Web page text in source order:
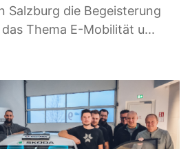
Salzburg die Begeisterung
Thema E-Mobilität u...